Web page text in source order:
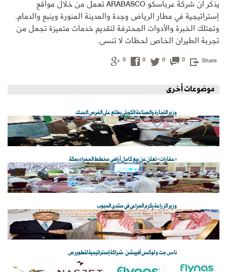
يذكر أن شركة عرباسكو ARABASCO تعمل من خلال مواقع
إستراتيجية في مطار الرياض وجدة والمدينة المنورة وينبع والدمام،
وتمتلك الخبرة والأدوات المحترفة لتقديم خدمات متميزة تجعل من
تجربة الطيران الخاص لحظات لا تنسى.
Share
0
0
0
0
موضوعات أخرى
وزير التجارة والصناعة الكويتي يطلع على الفرص السك
«عقارات» تعلن عن بيع كامل أراضي مخطط الحمراء بمكة
وزير الزراعة يكرم المراعي في منتدى الحبوب
ناس جت و لوكس أفييشن: شراكة إستراتيجية لتطوير ص